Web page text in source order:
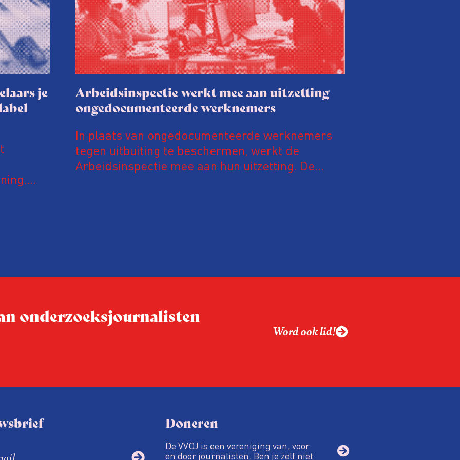
je
Arbeidsinspectie werkt mee aan uitzetting
ongedocumenteerde werknemers
In plaats van ongedocumenteerde werknemers
tegen uitbuiting te beschermen, werkt de
Arbeidsinspectie mee aan hun uitzetting. De
Vreemdelingenpolitie.
onderzoeksjournalisten
Word ook lid!
Doneren
De VVOJ is een vereniging van, voor
en door journalisten. Ben je zelf niet